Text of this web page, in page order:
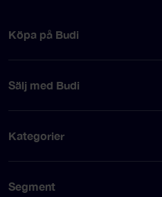
Köpa på Budi
Sälj med Budi
Kategorier
Segment